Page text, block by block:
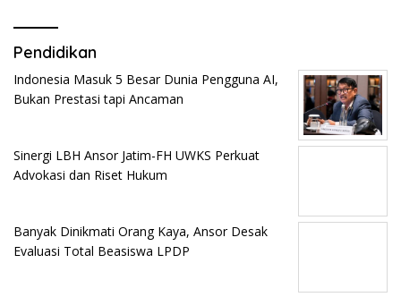
Pendidikan
Indonesia Masuk 5 Besar Dunia Pengguna AI,
Bukan Prestasi tapi Ancaman
Sinergi LBH Ansor Jatim-FH UWKS Perkuat
Advokasi dan Riset Hukum
Banyak Dinikmati Orang Kaya, Ansor Desak
Evaluasi Total Beasiswa LPDP